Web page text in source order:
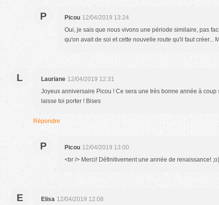
P Picou 12/04/2019 13:24
Oui, je sais que nous vivons une période similaire, pas
qu'on avait de soi et cette nouvelle route qu'il faut créer...
L Lauriane 12/04/2019 12:31
Joyeux anniversaire Picou ! Ce sera une très bonne année à coup
laisse toi porter ! Bises
Répondre
P Picou 12/04/2019 13:00
<br /> Merci! Définitivement une année de renaissance! ;o)
E Elisa 12/04/2019 12:08